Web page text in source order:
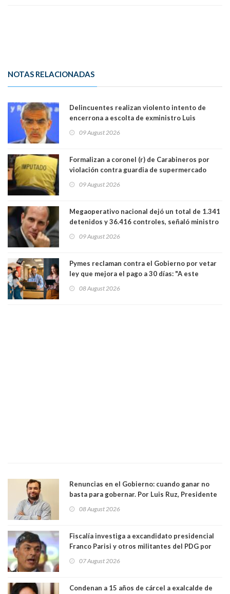
NOTAS RELACIONADAS
Delincuentes realizan violento intento de
encerrona a escolta de exministro Luis
Lo Espejo
09 August 2026
Formalizan a coronel (r) de Carabineros por
violación contra guardia de supermercado
09 August 2026
Megaoperativo nacional dejó un total de 1.341
detenidos y 36.416 controles, señaló ministro
09 August 2026
Pymes reclaman contra el Gobierno por vetar
ley que mejora el pago a 30 días: "A este
medianas empresas"
08 August 2026
Renuncias en el Gobierno: cuando ganar no
basta para gobernar. Por Luis Ruz, Presidente
08 August 2026
Fiscalía investiga a excandidato presidencial
Franco Parisi y otros militantes del PDG por
07 August 2026
Condenan a 15 años de cárcel a exalcalde de